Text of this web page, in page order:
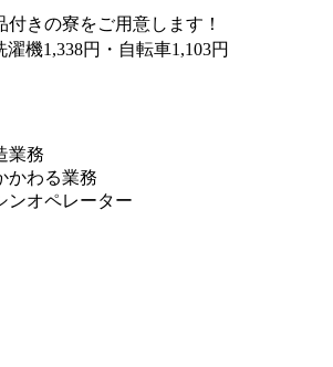
きの寮をご用意します！
機1,338円・自転車1,103円
業務
かわる業務
ンオペレーター